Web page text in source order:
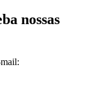
nossas